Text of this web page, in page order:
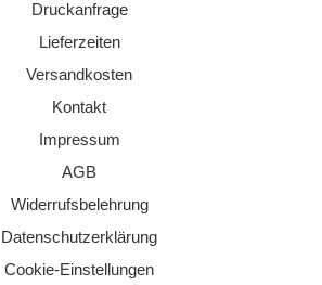
Druckanfrage
Lieferzeiten
Versandkosten
Kontakt
Impressum
AGB
Widerrufsbelehrung
Datenschutzerklärung
Cookie-Einstellungen